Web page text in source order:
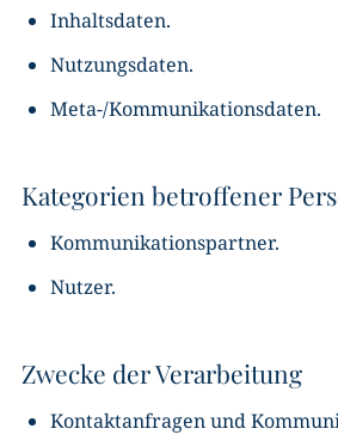
Inhaltsdaten.
Nutzungsdaten.
Meta-/Kommunikationsdaten.
Kategorien betroffener
Kommunikationspartner.
Nutzer.
Zwecke der Verarbeitung
Kontaktanfragen und